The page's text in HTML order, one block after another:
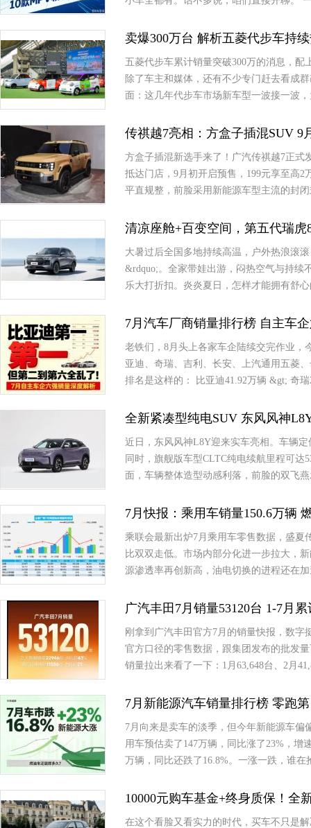
卖爆300万台 解析五菱代步车持
五菱代步车累计销量突破300万的消息，
除了车主和媒体，还有不少专门赶去看成
面：这几年代步车市场新车型一波接一波
传祺越7亮相：方盒子插混SUV 9
方盒子插混新选手来了！广汽传祺越7正式
抵达门店，9月初开启预售，199元享至高
平直规整，前脸采用新能源车型主流的封
清凉座舱+百变空间，第五代瑞
大暑过后全国多地持续高温，户外热浪滚
&rdquo;。全家带娃出游，闷热空气与持续
乐大打折扣。炎炎夏日，怎样才能拥有舒
7月汽车厂商销量排行榜 自主车
老铁们，8月头上各家车企陆续交完作业，
亚迪、奇瑞、吉利、长安、上汽通用五菱
排名是这样的： 比亚迪41.92万辆 &gt; 奇
全新紧凑型纯电SUV 东风风神
近日，东风风神L8Y迎来实车亮相。车辆
同时，旗舰版车型CLTC纯电续航里程可
面，车辆整体造型动感利落，前脸的双飞
7月快报：乘用车销量150.6万辆
乘联会最新出炉7月乘用车零售数据，盛夏
比双双走低。市场内部分化进一步拉大，
源渗透率再创新高，油电切换的进程还在
广汽丰田7月销量53120台 1-7月
刚拿到广汽丰田官方7月的销量快报，数字
官方口径的零售数据，跟集团发布的批发
销量拉出来看了一下：1月63,648台、2月
7月新能源汽车销量排行榜 零跑
7月向来是卖车的淡季，但今年新能源车
用车预估卖了147万辆，同比涨了23%，增
万辆，同比还跌了16.8%。一涨一跌，谁
10000元购车基金+终身质保！全
在这个看脸又看实力的时代，买车不只是